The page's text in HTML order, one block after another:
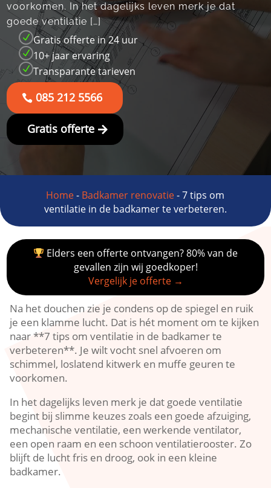
voorkomen.​ In het dagelijks leven merk je dat
goede ventilatie […]
N Gratis offerte in 24 uur
N 10+ jaar ervaring
N Transparante tarieven
085 212 5566
Gratis offerte
Home- Badkamer renovatie-7 tips om
ventilatie in de badkamer te verbeteren.
Elders een offerte ontvangen? 80% van de
gevallen zijn wij goedkoper!
Vergelijk je offerte →
Na het douchen zie je condens op de spiegel en ruik
je een klamme lucht.​ Dat is hét moment om te kijken
naar **7 tips om ventilatie in de badkamer te
verbeteren**.​ Je wilt vocht snel afvoeren om
schimmel, loslatend kitwerk en muffe geuren te
voorkomen.​
In het dagelijks leven merk je dat goede ventilatie
begint bij slimme keuzes zoals een goede afzuiging,
mechanische ventilatie, een werkende ventilator,
een open raam en een schoon ventilatierooster.​ Zo
blijft de lucht fris en droog, ook in een kleine
badkamer.​